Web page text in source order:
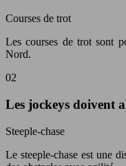
Courses de trot
Les courses de trot sont
Nord.
02
Les jockeys doivent
Steeple-chase
Le steeple-chase est une